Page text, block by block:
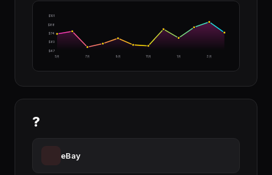
$47
$60
$74
$88
$101
5月 7月 9月 11月 1月 3月
?
eBay